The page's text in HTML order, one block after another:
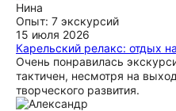
Нина
Опыт: 7 экскурсий
15 июля 2026
Карельский релакс: отдых
Очень понравилась
тактичен, несмотря на
творческого развития.